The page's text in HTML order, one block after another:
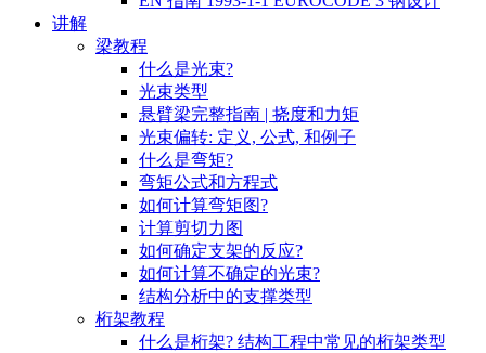
讲解
梁教程
什么是光束?
光束类型
悬臂梁完整指南 | 挠度和力矩
光束偏转: 定义, 公式, 和例子
什么是弯矩?
弯矩公式和方程式
如何计算弯矩图?
计算剪切力图
如何确定支架的反应?
如何计算不确定的光束?
结构分析中的支撑类型
桁架教程
什么是桁架? 结构工程中常见的桁架类型